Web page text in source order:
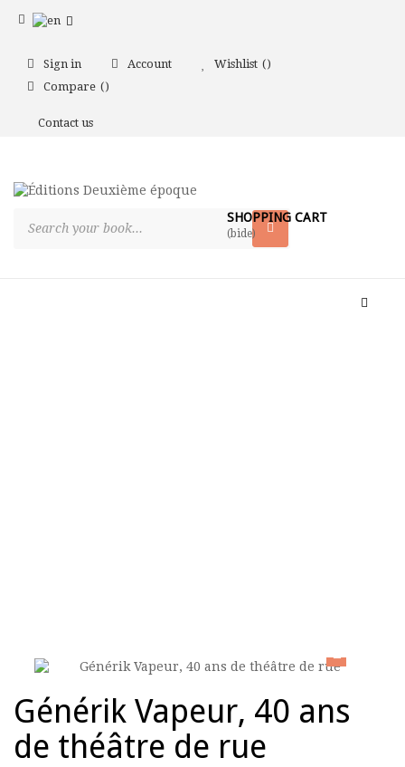
Sign in Account
Wishlist
Compare
Contact us
SHOPPING CART
(bide)
Toggle
Générik Vapeur, 40 ans
de théâtre de rue